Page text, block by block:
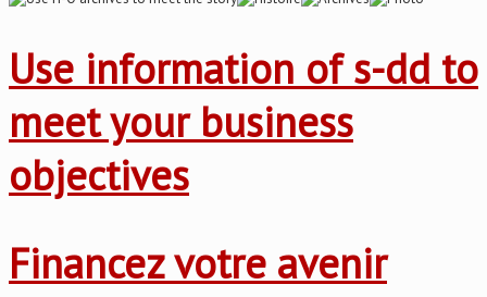
Use information of s-dd to
meet your business
objectives
Financez votre avenir